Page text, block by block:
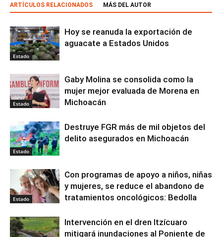
ARTÍCULOS RELACIONADOS MÁS DEL AUTOR
Estado
Hoy se reanuda la exportación de
aguacate a Estados Unidos
Estado
Gaby Molina se consolida como la
mujer mejor evaluada de Morena en
Michoacán
Estado
Destruye FGR más de mil objetos del
delito asegurados en Michoacán
Estado
Con programas de apoyo a niños, niñas
y mujeres, se reduce el abandono de
tratamientos oncológicos: Bedolla
Intervención en el dren Itzícuaro
mitigará inundaciones al Poniente de